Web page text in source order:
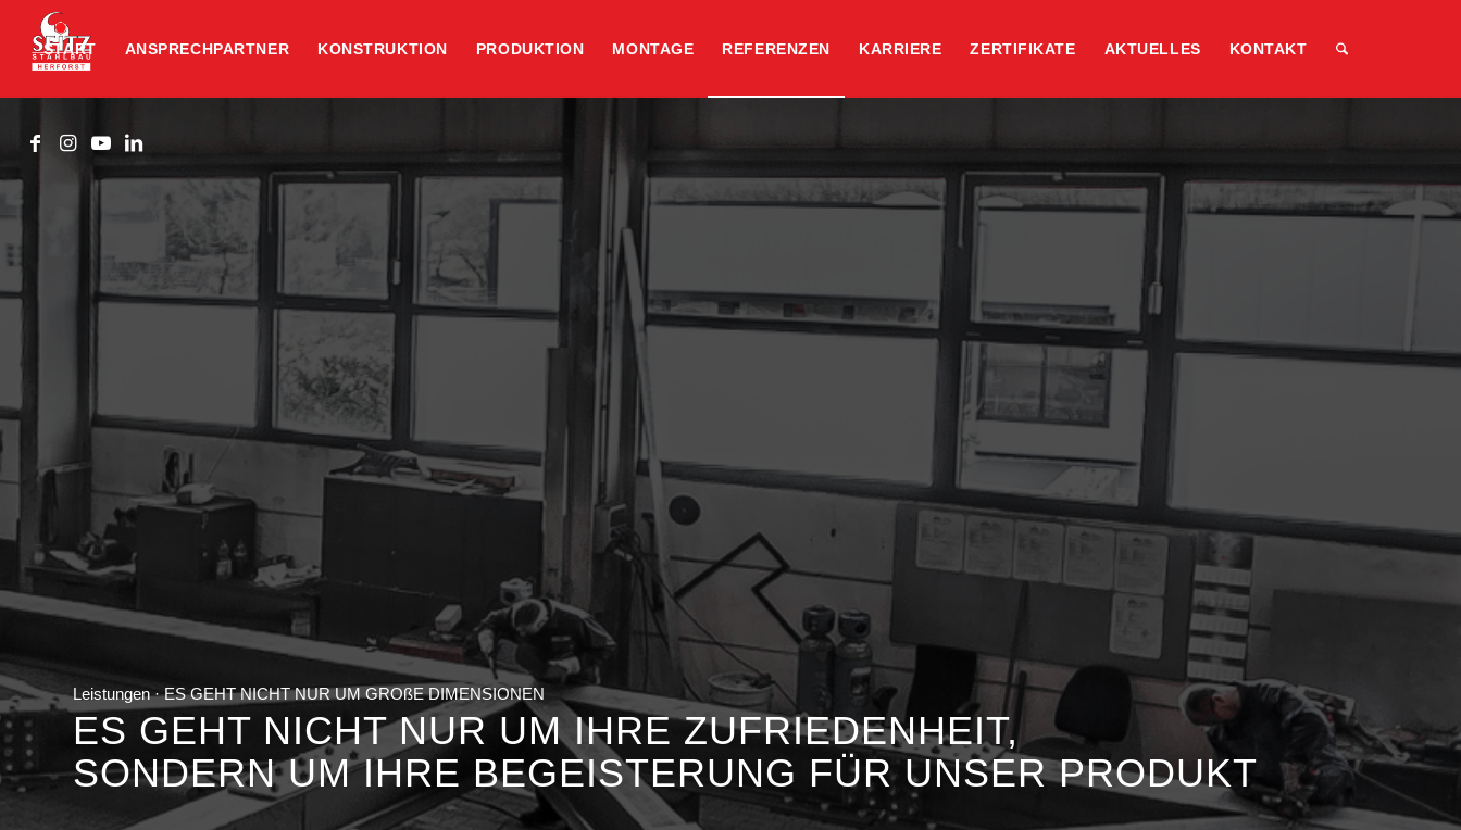
START ANSPRECHPARTNER KONSTRUKTION PRODUKTION MONTAGE REFERENZEN KARRIERE ZERTIFIKATE AKTUELLES KONTAKT
Leistungen · ES GEHT NICHT NUR UM GROßE DIMENSIONEN
ES GEHT NICHT NUR UM IHRE ZUFRIEDENHEIT,
SONDERN UM IHRE BEGEISTERUNG FÜR UNSER PRODUKT